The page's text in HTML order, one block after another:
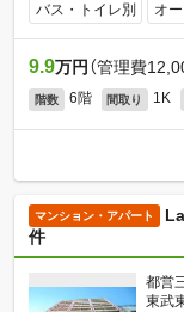
バス・トイレ別 オ
9.9万円 （管理費
階数 6階 間取り 1K
マンション・アパート
件
都営
東武